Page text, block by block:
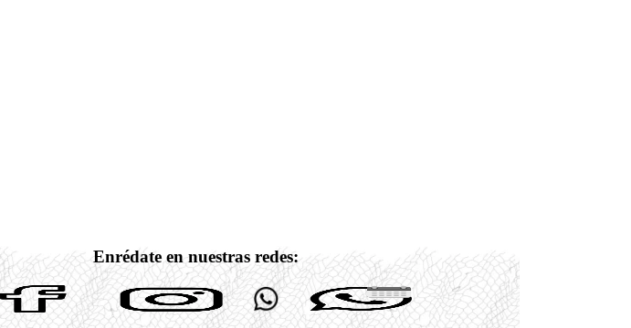
Enrédate en nuestras redes: